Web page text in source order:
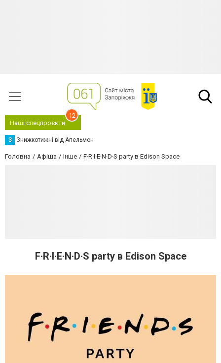
Наші спецпроєкти
12
З Знижкотижні від Апельмон
Головна Афіша Інше F·R·I·E·N·D·S party в Edison Space
F·R·I·E·N·D·S party в Edison Space